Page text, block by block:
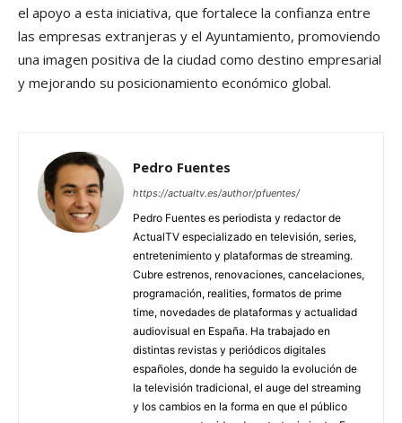
el apoyo a esta iniciativa, que fortalece la confianza entre
las empresas extranjeras y el Ayuntamiento, promoviendo
una imagen positiva de la ciudad como destino empresarial
y mejorando su posicionamiento económico global.
Pedro Fuentes
https://actualtv.es/author/pfuentes/
Pedro Fuentes es periodista y redactor de
ActualTV especializado en televisión, series,
entretenimiento y plataformas de streaming.
Cubre estrenos, renovaciones, cancelaciones,
programación, realities, formatos de prime
time, novedades de plataformas y actualidad
audiovisual en España. Ha trabajado en
distintas revistas y periódicos digitales
españoles, donde ha seguido la evolución de
la televisión tradicional, el auge del streaming
y los cambios en la forma en que el público